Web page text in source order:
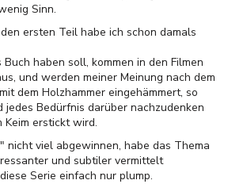
Sinn.
ersten Teil habe ich schon damals
haben soll, kommen in den Filmen
und werden meiner Meinung nach dem
dem Holzhammer eingehämmert, so
Bedürfnis darüber nachzudenken
erstickt wird.
nicht viel abgewinnen, habe das Thema
und subtiler vermittelt
Serie einfach nur plump.